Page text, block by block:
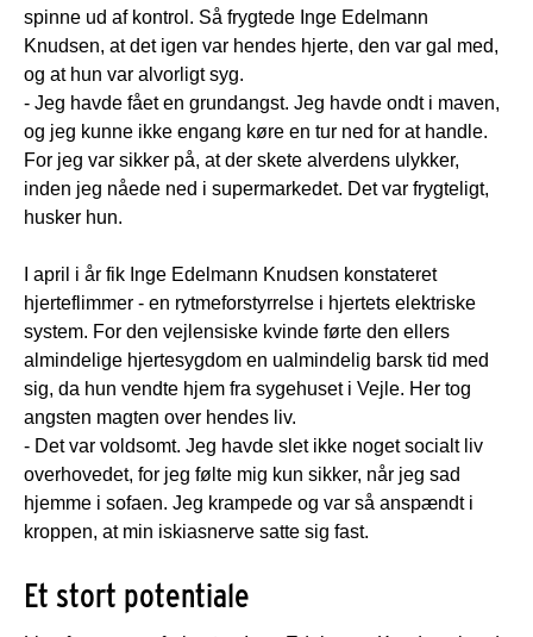
spinne ud af kontrol. Så frygtede Inge Edelmann
Knudsen, at det igen var hendes hjerte, den var gal med,
og at hun var alvorligt syg.
- Jeg havde fået en grundangst. Jeg havde ondt i maven,
og jeg kunne ikke engang køre en tur ned for at handle.
For jeg var sikker på, at der skete alverdens ulykker,
inden jeg nåede ned i supermarkedet. Det var frygteligt,
husker hun.
I april i år fik Inge Edelmann Knudsen konstateret
hjerteflimmer - en rytmeforstyrrelse i hjertets elektriske
system. For den vejlensiske kvinde førte den ellers
almindelige hjertesygdom en ualmindelig barsk tid med
sig, da hun vendte hjem fra sygehuset i Vejle. Her tog
angsten magten over hendes liv.
- Det var voldsomt. Jeg havde slet ikke noget socialt liv
overhovedet, for jeg følte mig kun sikker, når jeg sad
hjemme i sofaen. Jeg krampede og var så anspændt i
kroppen, at min iskiasnerve satte sig fast.
Et stort potentiale